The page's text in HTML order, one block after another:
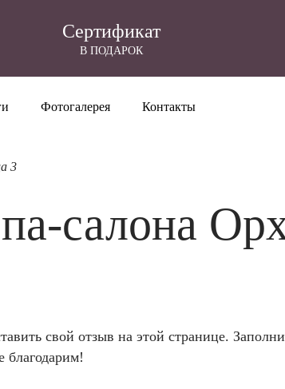
Cертификат
В ПОДАРОК
Фотогалерея Контакты
3
салона
свой отзыв на этой странице.
благодарим!